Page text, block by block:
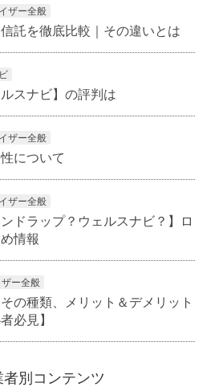
ザー全般
託を徹底比較｜その違いとは
スナビ】の評判は
ザー全般
について
ザー全般
ドラップ？ウェルスナビ？】ロ
情報
ー全般
の種類、メリット＆デメリット
必見】
別コンテンツ